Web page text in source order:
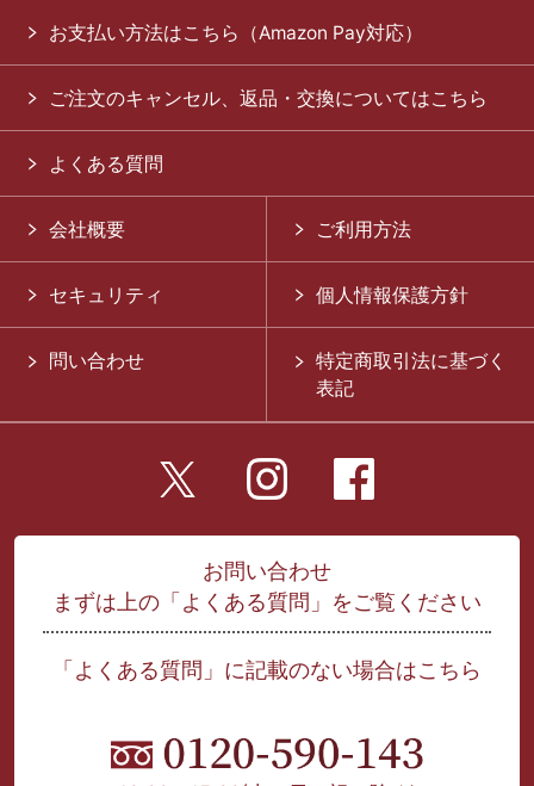
お支払い方法はこちら（Amazon Pay対応）
ご注文のキャンセル、返品・交換についてはこちら
よくある質問
会社概要 ご利用方法
セキュリティ 個人情報保護方針
問い合わせ
特定商取引法に基づく
表記
お問い合わせ
まずは上の「よくある質問」をご覧ください
「よくある質問」に記載のない場合はこちら